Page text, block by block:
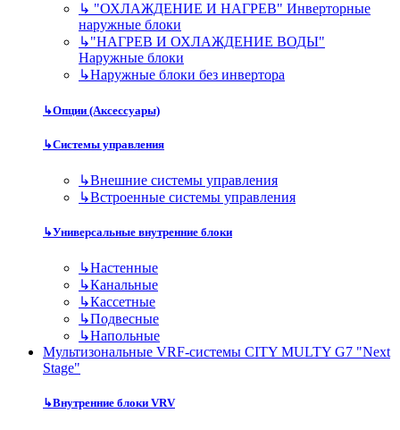
↳ "ОХЛАЖДЕНИЕ И НАГРЕВ" Инверторные
наружные блоки
↳"НАГРЕВ И ОХЛАЖДЕНИЕ ВОДЫ"
Наружные блоки
↳Наружные блоки без инвертора
↳Опции (Аксессуары)
↳Системы управления
↳Внешние системы управления
↳Встроенные системы управления
↳Универсальные внутренние блоки
↳Настенные
↳Канальные
↳Кассетные
↳Подвесные
↳Напольные
Мультизональные VRF-системы CITY MULTY G7 "Next
Stage"
↳Внутренние блоки VRV